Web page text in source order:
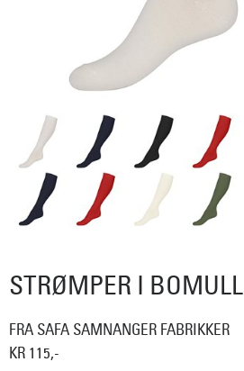
STRØMPER I BOMULL
FRA SAFA SAMNANGER FABRIKKER
KR 115,-